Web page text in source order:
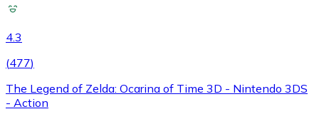
4.3
(477)
The Legend of Zelda: Ocarina of Time 3D - Nintendo 3DS
- Action